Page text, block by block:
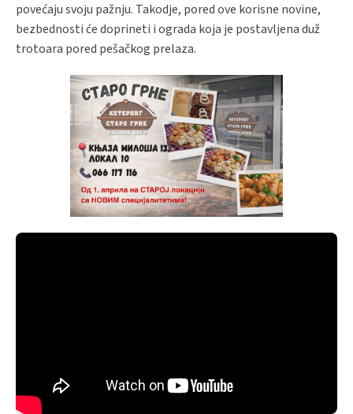
povećaju svoju pažnju. Takodje, pored ove korisne novine,
bezbednosti će doprineti i ograda koja je postavljena duž
trotoara pored pešačkog prelaza.